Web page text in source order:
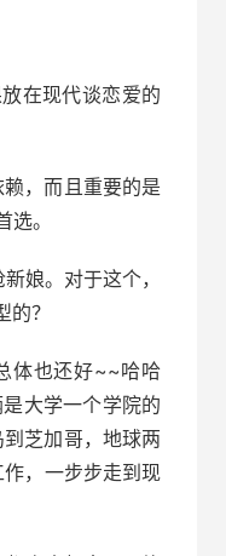
在现代谈恋爱的
，而且重要的是
。
娘。对于这个，
？
体也还好~~哈哈
大学一个学院的
芝加哥，地球两
，一步步走到现